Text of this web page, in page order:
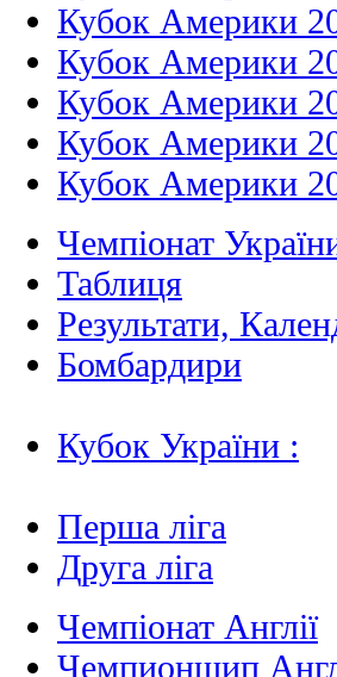
Кубок Америки
Кубок Америки
Кубок Америки
Кубок Америки
Кубок Америки
Чемпіонат
Таблиця
Результати,
Бомбардири
Кубок України :
Перша ліга
Друга ліга
Чемпіонат Англії
Чемпионшип